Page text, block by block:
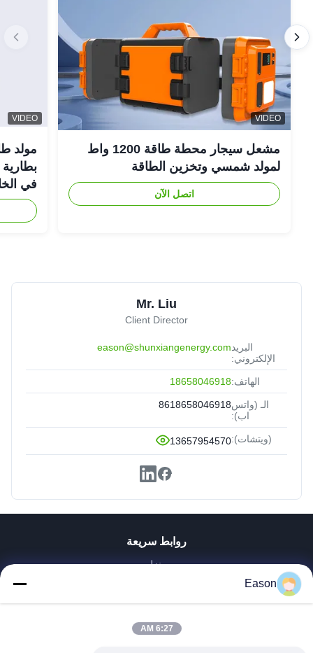
VIDEO
مشعل سيجار محطة طاقة 1200 واط
لمولد شمسي وتخزين الطاقة
اتصل الآن
VIDEO
في
Mr. Liu
Client Director
البريد
الإلكتروني:
eason@shunxiangenergy.com
الهاتف:18658046918
الـ (واتس
اب):
8618658046918
(ويتشات):13657954570
روابط سريعة
منزل
أشرطة فيديو
جولة في المعمل
Eason
6:27 AM